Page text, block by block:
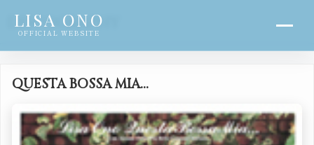
LISA ONO
OFFICIAL WEBSITE
DISCOGRAPHY
QUESTA BOSSA MIA…